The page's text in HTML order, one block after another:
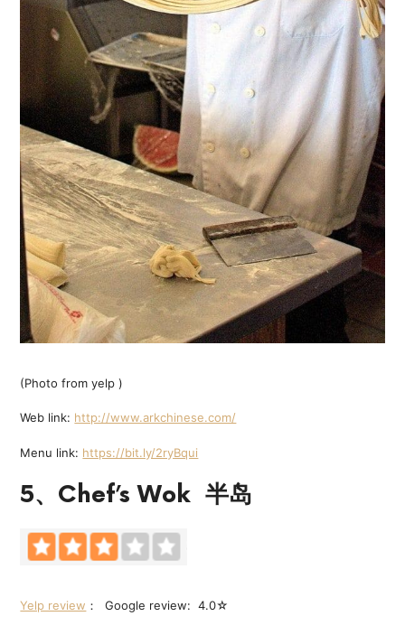
(Photo from yelp )
Web link: http://www.arkchinese.com/
Menu link: https://bit.ly/2ryBqui
5、Chef’s Wok 半岛
Yelp review ： Google review: 4.0☆